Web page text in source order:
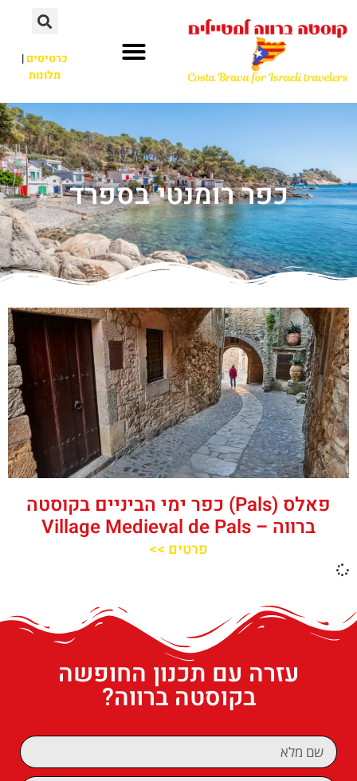
כרטיסים|
מלונות
כפר רומנטי בספרד
פאלס (Pals) כפר ימי הביניים בקוסטה
ברווה – ‪‪Village Medieval de Pals‬‬
פרטים >>
עזרה עם תכנון החופשה
בקוסטה ברווה?